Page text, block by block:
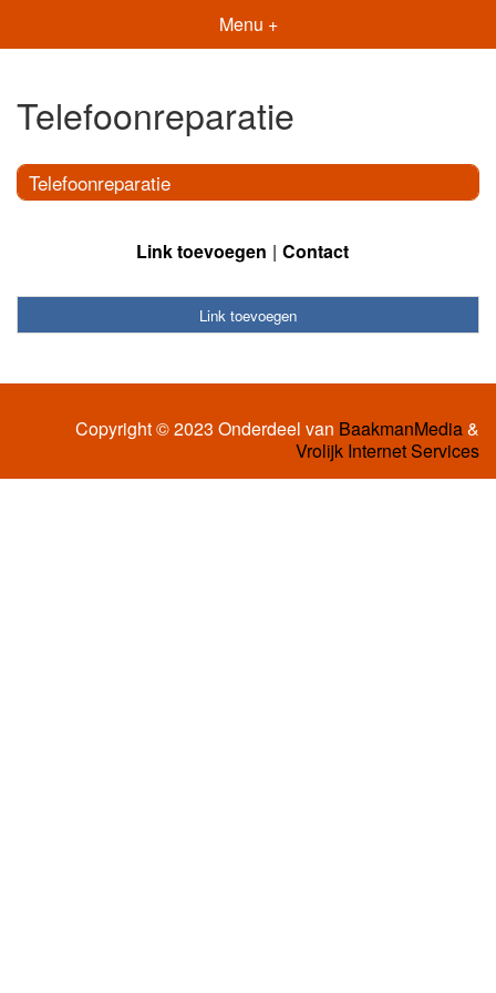
Menu +
Telefoonreparatie
Telefoonreparatie
Link toevoegen Contact
Link toevoegen
Copyright © 2023 Onderdeel van BaakmanMedia&
Vrolijk Internet Services